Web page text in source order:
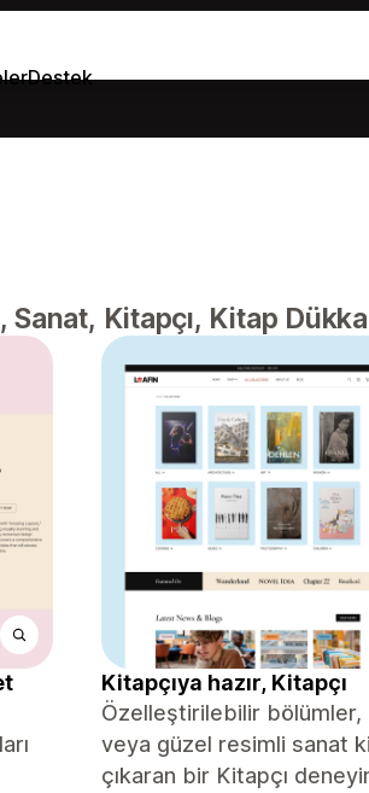
Destek
Sanat, Kitapçı, Kitap
Kitapçıya hazır, Kitapçı
Özelleştirilebilir bölümler,
veya güzel resimli sanat
çıkaran bir Kitapçı